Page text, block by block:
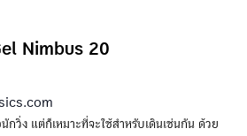
Nimbus 20
กวิ่ง แต่ก็เหมาะที่จะใช้สำหรับเดินเช่นกัน ด้วย